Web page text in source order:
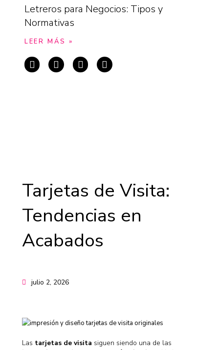
Letreros para Negocios: Tipos y
Normativas
LEER MÁS »
Tarjetas de Visita:
Tendencias en
Acabados
julio 2, 2026
Las tarjetas de visita siguen siendo una de las